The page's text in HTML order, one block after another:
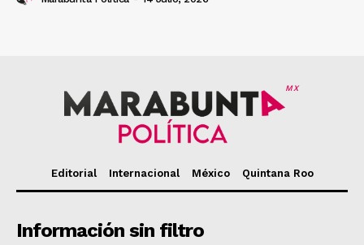
MX
Editorial Internacional México Quintana Roo
Información sin filtro